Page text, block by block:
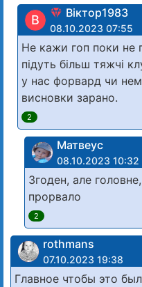
В Віктор1983
08.10.2023 07:55
Не кажи гоп поки не
підуть більш тяжчі
у нас форвард чи
висновки зарано.
2
Матвеус
08.10.2023 10:32
Згоден, але
прорвало
2
rothmans
07.10.2023 19:38
Главное чтобы это